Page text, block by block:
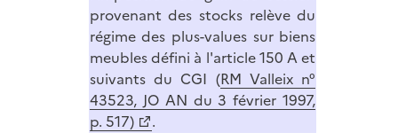
provenant des stocks relève du
régime des plus-values sur biens
meubles défini à l'article 150 A et
suivants du CGI (RM Valleix n°
43523, JO AN du 3 février 1997,
p. 517)
.